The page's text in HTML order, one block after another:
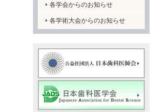
各学会からのお知らせ
各学術大会からのお知らせ